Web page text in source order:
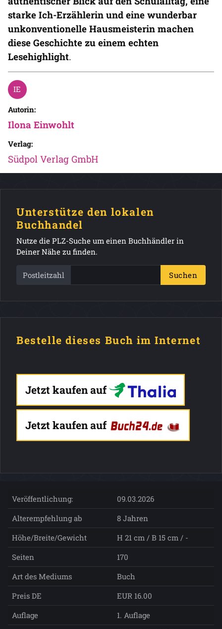
starke Ich-Erzählerin und eine wunderbar
unkonventionelle Hausmeisterin machen
diese Geschichte zu einem echten
Lesehighlight.
Autorin:
Ilona Einwohlt
Verlag:
Südpol Verlag GmbH
Unterstütze den lokalen
Buchhandel
Nutze die PLZ-Suche um einen Buchhändler in
Deiner Nähe zu finden.
Postleitzahl Suchen
Bestelle dieses Buch im Internet
Jetzt kaufen auf
Jetzt kaufen auf
Veröffentlichung:
09.03.2026
Alterempfehlung ab
8 Jahren
Höhe/Breite/Gewicht
H 21 cm / B 15 cm / -
Seiten
170
Art des Mediums
Buch
Preis DE
EUR 16.00
Auflage
1. Auflage